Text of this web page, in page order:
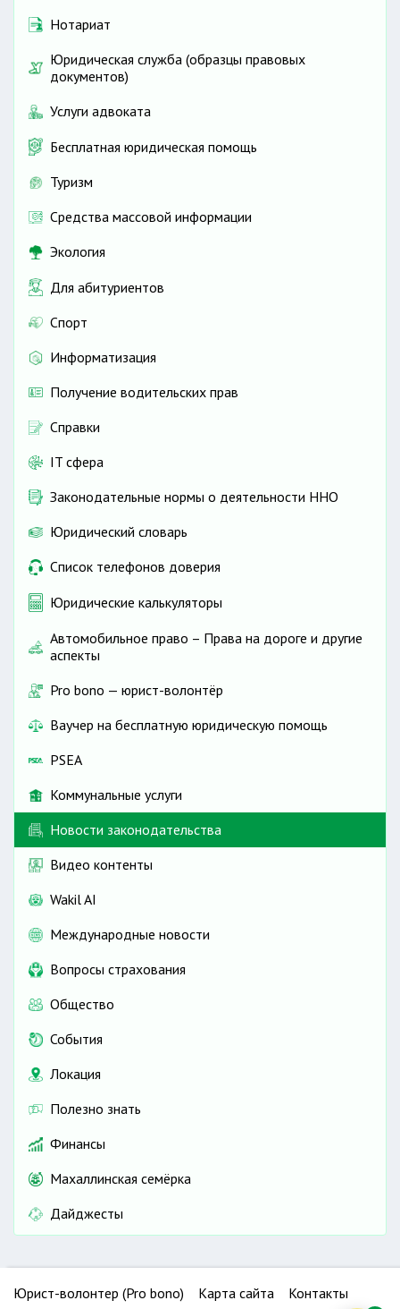
Нотариат
Юридическая служба (образцы правовых
документов)
Услуги адвоката
Бесплатная юридическая помощь
Туризм
Средства массовой информации
Экология
Для абитуриентов
Спорт
Информатизация
Получение водительских прав
Справки
IT сфера
Законодательные нормы о деятельности ННО
Юридический словарь
Список телефонов доверия
Юридические калькуляторы
Автомобильное право – Права на дороге и другие
аспекты
Pro bono — юрист-волонтёр
Ваучер на бесплатную юридическую помощь
PSEA
Коммунальные услуги
Новости законодательства
Видео контенты
Wakil AI
Международные новости
Вопросы страхования
Общество
События
Локация
Полезно знать
Финансы
Махаллинская семёрка
Дайджесты
Юрист-волонтер (Pro bono) Карта сайта
Контакты